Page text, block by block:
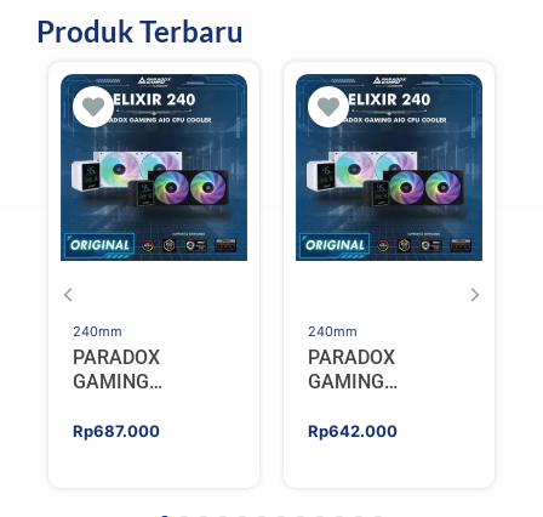
Produk Terbaru
240mm
PARADOX
GAMING
ELIXIR 240 – AIO
Rp687.000
240mm
PARADOX
GAMING
ELIXIR 240 – AIO
Rp642.000